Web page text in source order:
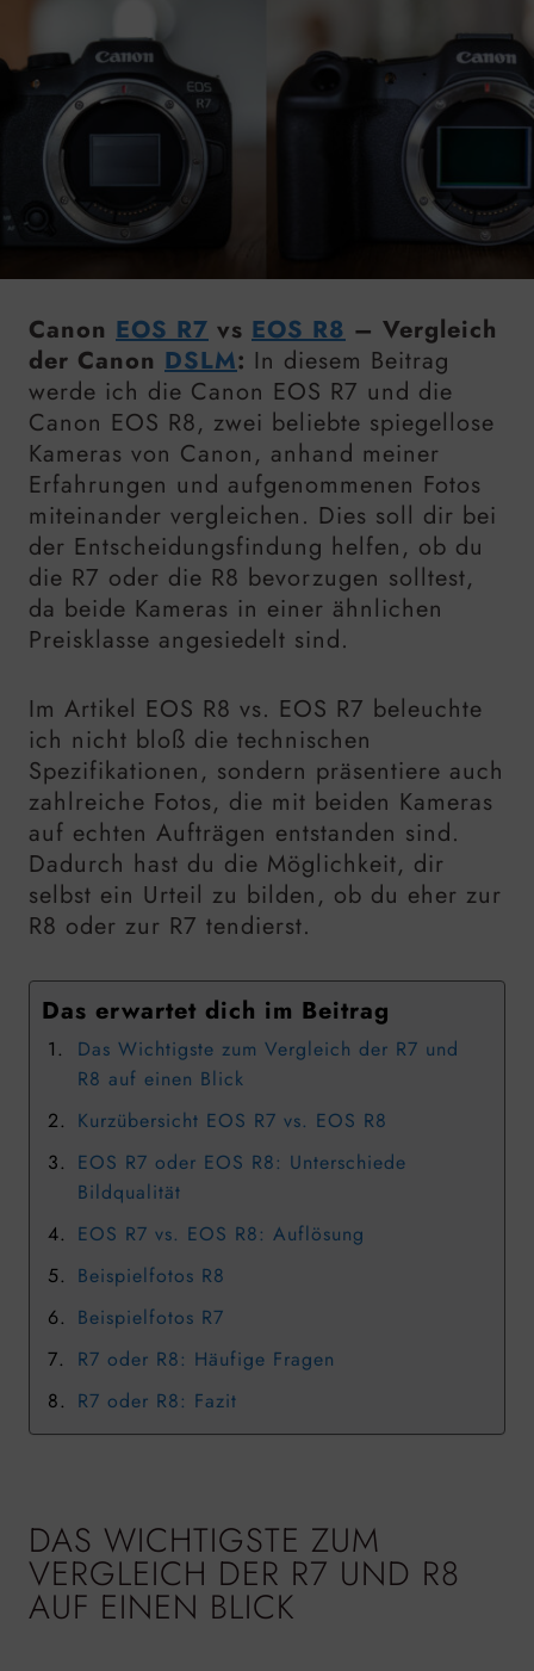
Canon EOS R7 vs EOS R8 – Vergleich
der Canon DSLM: In diesem Beitrag
werde ich die Canon EOS R7 und die
Canon EOS R8, zwei beliebte spiegellose
Kameras von Canon, anhand meiner
Erfahrungen und aufgenommenen Fotos
miteinander vergleichen. Dies soll dir bei
der Entscheidungsfindung helfen, ob du
die R7 oder die R8 bevorzugen solltest,
da beide Kameras in einer ähnlichen
Preisklasse angesiedelt sind.
Im Artikel EOS R8 vs. EOS R7 beleuchte
ich nicht bloß die technischen
Spezifikationen, sondern präsentiere auch
zahlreiche Fotos, die mit beiden Kameras
auf echten Aufträgen entstanden sind.
Dadurch hast du die Möglichkeit, dir
selbst ein Urteil zu bilden, ob du eher zur
R8 oder zur R7 tendierst.
Das erwartet dich im Beitrag
Das Wichtigste zum Vergleich der R7 und
R8 auf einen Blick
Kurzübersicht EOS R7 vs. EOS R8
EOS R7 oder EOS R8: Unterschiede
Bildqualität
EOS R7 vs. EOS R8: Auflösung
Beispielfotos R8
Beispielfotos R7
R7 oder R8: Häufige Fragen
R7 oder R8: Fazit
DAS WICHTIGSTE ZUM
VERGLEICH DER R7 UND R8
AUF EINEN BLICK